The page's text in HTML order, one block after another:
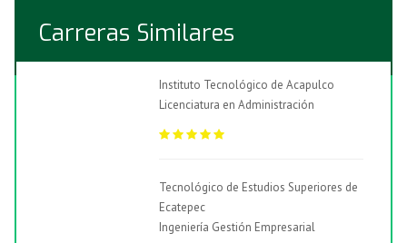
Carreras Similares
Instituto Tecnológico de Acapulco
Licenciatura en Administración
Tecnológico de Estudios Superiores de
Ecatepec
Ingeniería Gestión Empresarial